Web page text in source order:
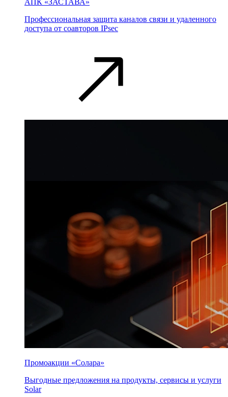
Профессиональная защита каналов связи и удаленного
доступа от соавторов IPsec
Промоакции «Солара»
Выгодные предложения на продукты, сервисы и услуги
Solar